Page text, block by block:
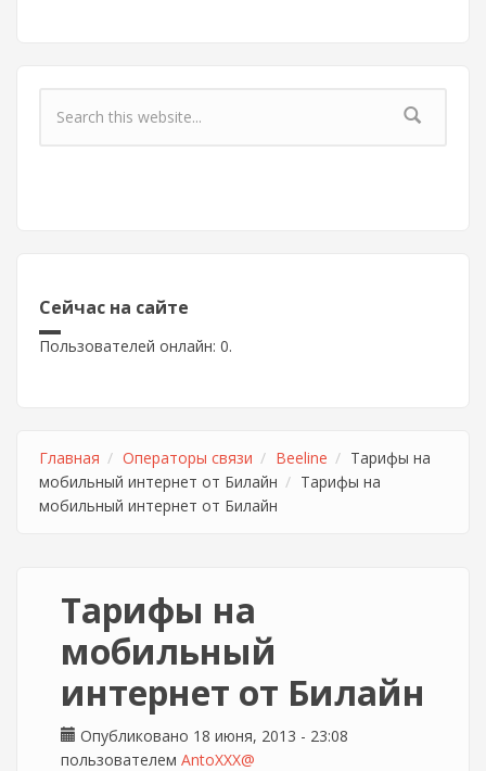
Форма поиска
Сейчас на сайте
Пользователей онлайн: 0.
Главная Операторы связи Beeline
Тарифы на
мобильный интернет от Билайн
Тарифы на
мобильный интернет от Билайн
Тарифы на
мобильный
интернет от Билайн
Опубликовано 18 июня, 2013 - 23:08
пользователем AntoXXX@